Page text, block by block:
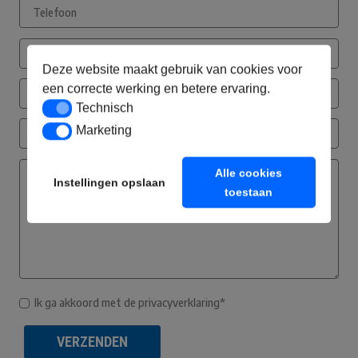
Deze website maakt gebruik van cookies voor
een correcte werking en betere ervaring.
TechnischTechnisch
MarketingMarketing
Instellingen opslaan
Alle cookies
toestaan
Ik ga akkoord met de privacyverklaring*
VERZENDEN